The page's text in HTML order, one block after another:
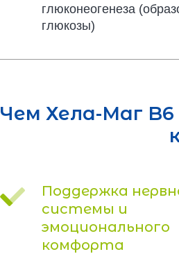
глюконеогенеза
глюкозы)
Чем Хела-Маг B6
Поддержка
системы и
эмоционального
комфорта